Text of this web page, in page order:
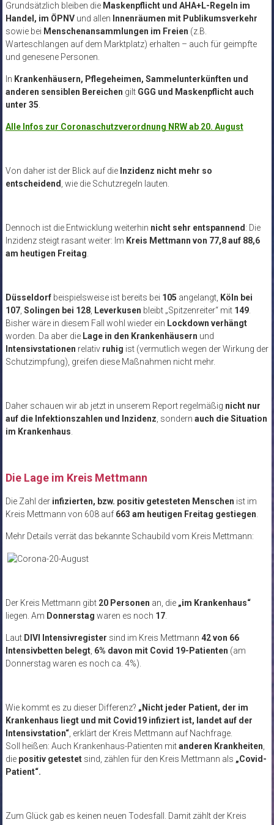
Grundsätzlich bleiben die Maskenpflicht und AHA+L-Regeln im
Handel, im ÖPNVund allen Innenräumen mit Publikumsverkehr
sowie bei Menschenansammlungen im Freien (z.B.
Warteschlangen auf dem Marktplatz) erhalten – auch für geimpfte
und genesene Personen.
In Krankenhäusern, Pflegeheimen, Sammelunterkünften und
anderen sensiblen Bereichen gilt GGG und Maskenpflicht auch
unter 35.
Alle Infos zur Coronaschutzverordnung NRW ab 20. August
Von daher ist der Blick auf die Inzidenz nicht mehr so
entscheidend, wie die Schutzregeln lauten.
Dennoch ist die Entwicklung weiterhin nicht sehr entspannend: Die
Inzidenz steigt rasant weiter: Im Kreis Mettmann von 77,8 auf 88,6
am heutigen Freitag.
Düsseldorfbeispielsweise ist bereits bei 105 angelangt, Köln bei
107, Solingen bei 128, Leverkusen bleibt „Spitzenreiter“ mit 149.
Bisher wäre in diesem Fall wohl wieder ein Lockdown verhängt
worden. Da aber die Lage in den Krankenhäusern und
Intensivstationen relativ ruhig ist (vermutlich wegen der Wirkung der
Schutzimpfung), greifen diese Maßnahmen nicht mehr.
Daher schauen wir ab jetzt in unserem Report regelmäßig nicht nur
auf die Infektionszahlen und Inzidenz, sondern auch die Situation
im Krankenhaus.
Die Lage im Kreis Mettmann
Die Zahl der infizierten, bzw. positiv getesteten Menschen ist im
Kreis Mettmann von 608 auf 663 am heutigen Freitag gestiegen.
Mehr Details verrät das bekannte Schaubild vom Kreis Mettmann:
Der Kreis Mettmann gibt 20 Personen an, die „im Krankenhaus“
liegen. Am Donnerstag waren es noch 17.
Laut DIVI Intensivregister sind im Kreis Mettmann 42 von 66
Intensivbetten belegt, 6% davon mit Covid 19-Patienten (am
Donnerstag waren es noch ca. 4%).
Wie kommt es zu dieser Differenz? „Nicht jeder Patient, der im
Krankenhaus liegt und mit Covid19 infiziert ist, landet auf der
Intensivstation“, erklärt der Kreis Mettmann auf Nachfrage.
Soll heißen: Auch Krankenhaus-Patienten mitanderen Krankheiten
die positiv getestetsind, zählen für den Kreis Mettmann als „Covid-
Patient“.
Zum Glück gab es keinen neuen Todesfall. Damit zählt der Kreis